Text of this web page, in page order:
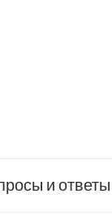
и ответы